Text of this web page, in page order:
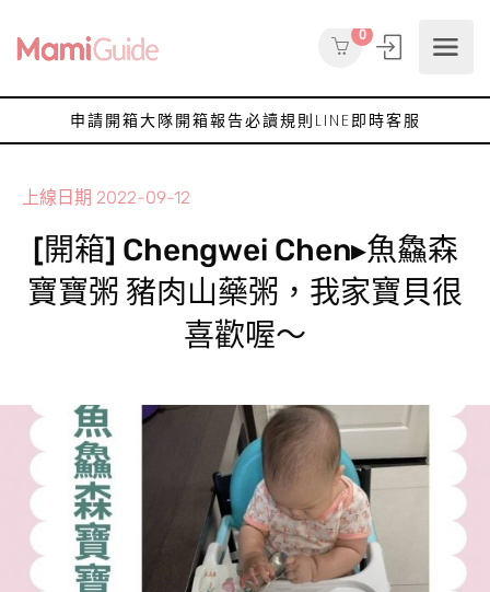
0
申請開箱大隊開箱報告必讀規則 LINE即時客服
上線日期 2022-09-12
[開箱] Chengwei Chen▸魚鱻森
寶寶粥 豬肉山藥粥，我家寶貝很
喜歡喔～